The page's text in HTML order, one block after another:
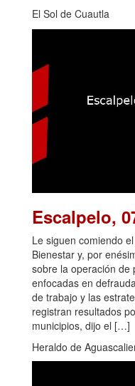
El Sol de Cuautla
Escalpelo,
Le siguen comiendo
Bienestar y, por
sobre la operación de
enfocadas en
de trabajo y las
registran resultados
municipios, dijo el […]
Heraldo de